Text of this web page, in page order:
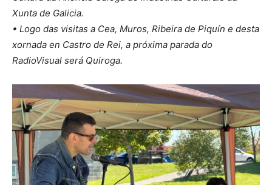
Xunta de Galicia.
• Logo das visitas a Cea, Muros, Ribeira de Piquín e desta
xornada en Castro de Rei, a próxima parada do
RadioVisual será Quiroga.